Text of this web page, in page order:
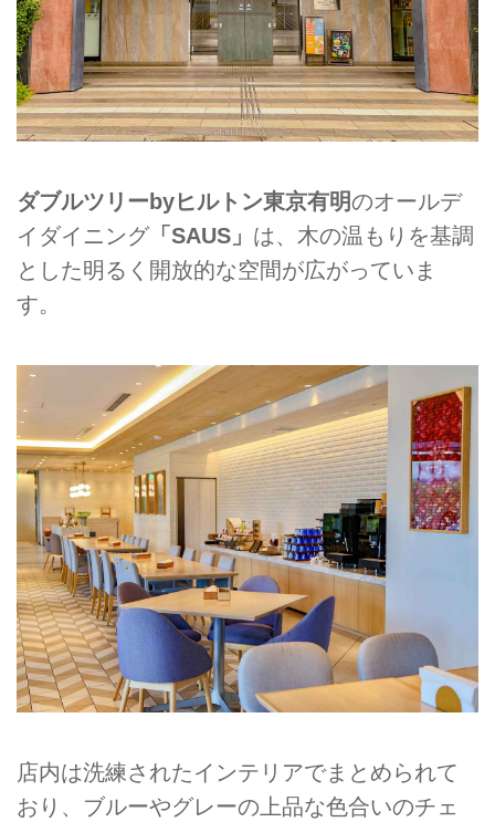
ダブルツリーbyヒルトン東京有明のオールデ
イダイニング 「SAUS」 は、木の温もりを基調
とした明るく開放的な空間が広がっていま
す。
店内は洗練されたインテリアでまとめられて
おり、ブルーやグレーの上品な色合いのチェ